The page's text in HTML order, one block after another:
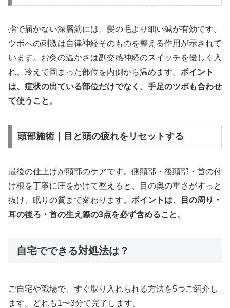
指で届かない深層筋には、髪の毛より細い鍼が有効です。
ツボへの刺激は自律神経そのものを整える作用が示されて
います。お灸の温かさは副交感神経のスイッチを優しく入
れ、冷えで固まった部位を内側から温めます。 ポイント
は、症状の出ている部位だけでなく、手足のツボも合わせ
て使うこと。
頭部施術｜目と頭の疲れをリセットする
最後の仕上げが頭部のケアです。側頭部・後頭部・首の付
け根を丁寧に圧をかけて整えると、目の奥の重さがすっと
抜け、眠りの質まで変わります。 ポイントは、目の周り・
耳の後ろ・首の生え際の3点を必ず含めること。
自宅でできる対処法は？
ご自宅や職場で、すぐ取り入れられる方法を5つご紹介し
ます。どれも1〜3分で完了します。